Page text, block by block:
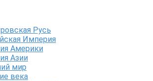
Русь
Империя
Америки
Азии
мир
века